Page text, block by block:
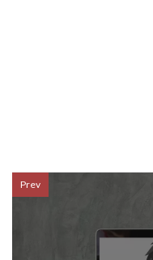
Prev